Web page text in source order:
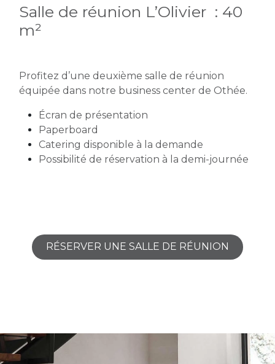
Salle de réunion L’Olivier : 40
m²
Profitez d’une deuxième salle de réunion
équipée dans notre business center de Othée.
Écran de présentation
Paperboard
Catering disponible à la demande
Possibilité de réservation à la demi-journée
RÉSERVER UNE SALLE DE R​​​​ÉUNION